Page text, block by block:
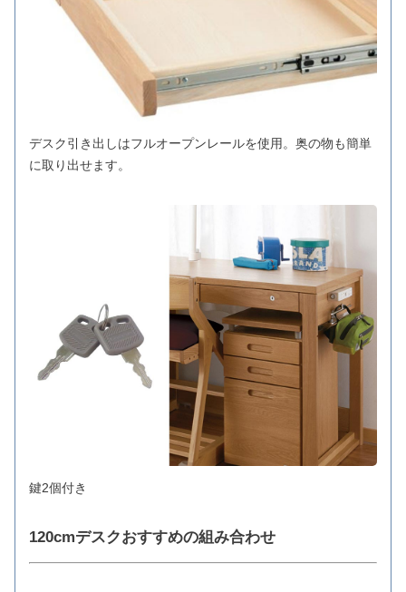
デスク引き出しはフルオープンレールを使用。奥の物も簡単
に取り出せます。
鍵2個付き
120cmデスクおすすめの組み合わせ